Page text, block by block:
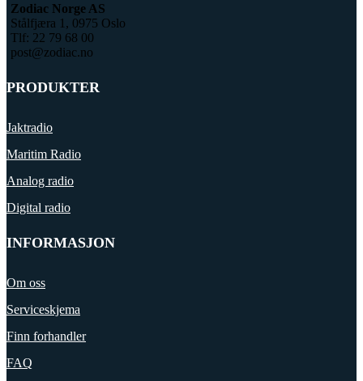
Zodiac Norge AS
Stålfjæra 1, 0975 Oslo
Tlf: 22 79 68 00
post@zodiac.no
PRODUKTER
Jaktradio
Maritim Radio
Analog radio
Digital radio
INFORMASJON
Om oss
Serviceskjema
Finn forhandler
FAQ